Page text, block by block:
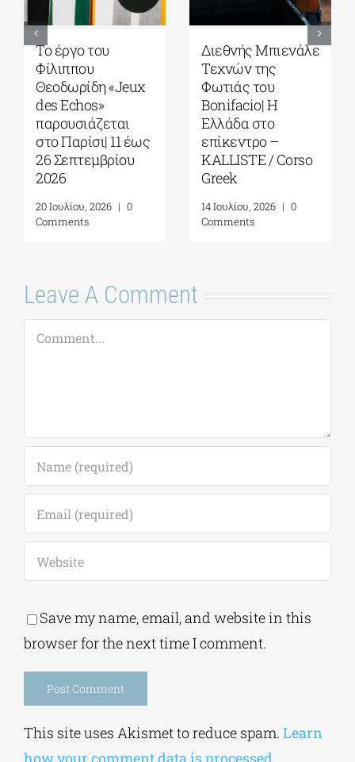
Διεθνής Μπιενάλε
Τεχνών της
Φωτιάς του
Bonifacio| Η
Ελλάδα στο
επίκεντρο –
KALLISTE / Corso
Greek
14 Ιουλίου, 2026
Comments
Η «Πρώτη αγάπη»
του Ιωάννη
Κονδυλάκη στους
Foyles!
6 Αυγούστου, 2026
Comments
Leave A Comment
Comment
Save my name, email, and website in this
browser for the next time I comment.
This site uses Akismet to reduce spam. Learn
how your comment data is processed.